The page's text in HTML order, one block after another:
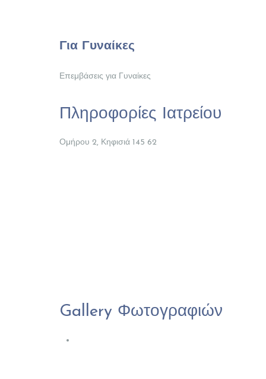
Για Γυναίκες
Επεμβάσεις για Γυναίκες
Πληροφορίες Ιατρείου
Ομήρου 2, Κηφισιά 145 62
Gallery Φωτογραφιών